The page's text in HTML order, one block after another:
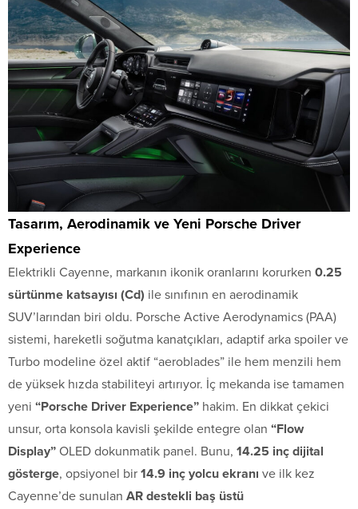
Tasarım, Aerodinamik ve Yeni Porsche Driver
Experience
Elektrikli Cayenne, markanın ikonik oranlarını korurken 0.25
sürtünme katsayısı (Cd) ile sınıfının en aerodinamik
SUV’larından biri oldu. Porsche Active Aerodynamics (PAA)
sistemi, hareketli soğutma kanatçıkları, adaptif arka spoiler ve
Turbo modeline özel aktif “aeroblades” ile hem menzili hem
de yüksek hızda stabiliteyi artırıyor. İç mekanda ise tamamen
yeni “Porsche Driver Experience” hakim. En dikkat çekici
unsur, orta konsola kavisli şekilde entegre olan “Flow
Display” OLED dokunmatik panel. Bunu, 14.25 inç dijital
gösterge, opsiyonel bir 14.9 inç yolcu ekranı ve ilk kez
Cayenne’de sunulan AR destekli baş üstü